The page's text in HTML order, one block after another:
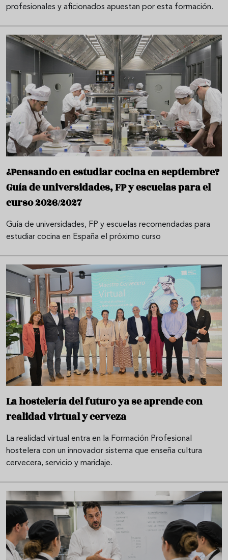
profesionales y aficionados apuestan por esta formación.
¿Pensando en estudiar cocina en septiembre?
Guía de universidades, FP y escuelas para el
curso 2026/2027
Guía de universidades, FP y escuelas recomendadas para
estudiar cocina en España el próximo curso
La hostelería del futuro ya se aprende con
realidad virtual y cerveza
La realidad virtual entra en la Formación Profesional
hostelera con un innovador sistema que enseña cultura
cervecera, servicio y maridaje.